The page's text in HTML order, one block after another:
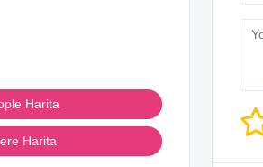
Harita
Harita